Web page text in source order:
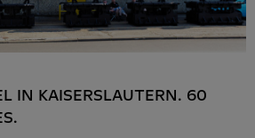
IN KAISERSLAUTERN. 60